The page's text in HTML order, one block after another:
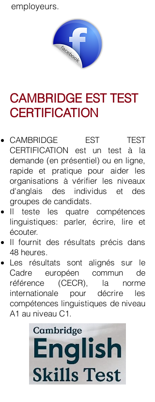
employeurs.
CAMBRIDGE EST TEST
CERTIFICATION
CAMBRIDGE EST TEST
CERTIFICATION est un test à la
demande (en présentiel) ou en ligne,
rapide et pratique pour aider les
organisations à vérifier les niveaux
d'anglais des individus et des
groupes de candidats.
Il teste les quatre compétences
linguistiques: parler, écrire, lire et
écouter.
Il fournit des résultats précis dans
48 heures.
Les résultats sont alignés sur le
Cadre européen commun de
référence (CECR), la norme
internationale pour décrire les
compétences linguistiques de niveau
A1 au niveau C1.